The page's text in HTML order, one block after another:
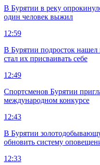
В Бурятии в реку
один человек выжил
12:59
В Бурятии подросток нашел
стал их присваивать себе
12:49
Спортсменов Бурятии
международном конкурсе
12:43
В Бурятии
обновить систему
12:33